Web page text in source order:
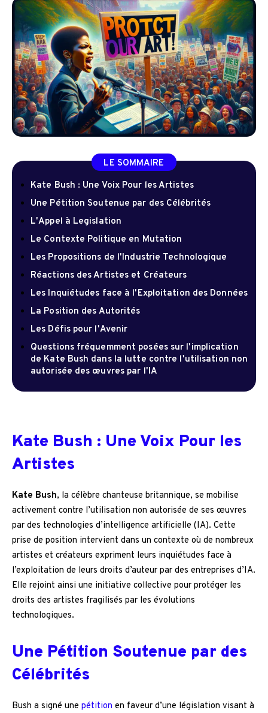
LE SOMMAIRE
Kate Bush : Une Voix Pour les Artistes
Une Pétition Soutenue par des Célébrités
L'Appel à Legislation
Le Contexte Politique en Mutation
Les Propositions de l'Industrie Technologique
Réactions des Artistes et Créateurs
Les Inquiétudes face à l'Exploitation des Données
La Position des Autorités
Les Défis pour l'Avenir
Questions fréquemment posées sur l'implication
de Kate Bush dans la lutte contre l'utilisation non
autorisée des œuvres par l'IA
Kate Bush : Une Voix Pour les
Artistes
Kate Bush, la célèbre chanteuse britannique, se mobilise
activement contre l’utilisation non autorisée de ses œuvres
par des technologies d’intelligence artificielle (IA). Cette
prise de position intervient dans un contexte où de nombreux
artistes et créateurs expriment leurs inquiétudes face à
l’exploitation de leurs droits d’auteur par des entreprises d’IA.
Elle rejoint ainsi une initiative collective pour protéger les
droits des artistes fragilisés par les évolutions
technologiques.
Une Pétition Soutenue par des
Célébrités
Bush a signé une pétition en faveur d’une législation visant à